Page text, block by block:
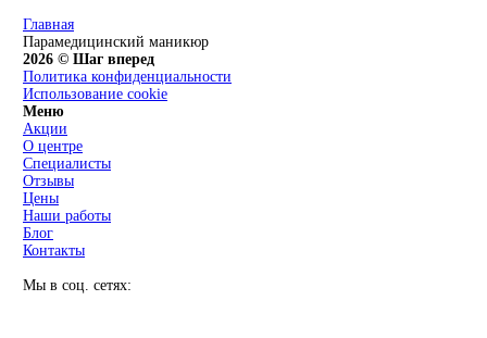
Главная
Парамедицинский маникюр
2026 © Шаг вперед
Политика конфиденциальности
Использование cookie
Меню
Акции
О центре
Специалисты
Отзывы
Цены
Наши работы
Блог
Контакты
Мы в соц. сетях: